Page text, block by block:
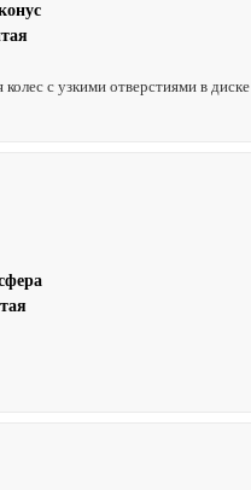
с узкими отверстиями в диске